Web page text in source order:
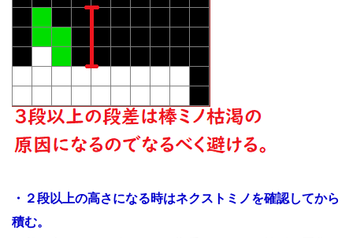
・２段以上の高さになる時はネクストミノを確認してから
積む。